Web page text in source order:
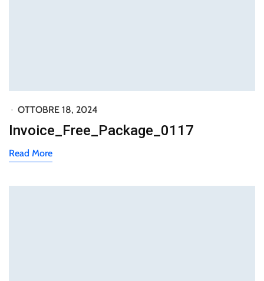
OTTOBRE 18, 2024
Invoice_Free_Package_0117
Read More